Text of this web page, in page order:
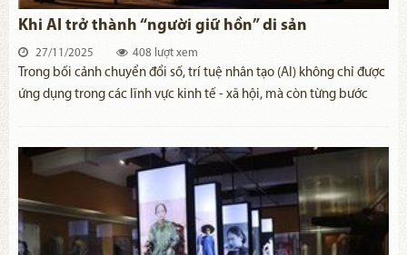
Khi AI trở thành “người giữ hồn” di sản
27/11/2025 408 lượt xem
Trong bối cảnh chuyển đổi số, trí tuệ nhân tạo (AI) không chỉ được
ứng dụng trong các lĩnh vực kinh tế - xã hội, mà còn từng bước
sống động di sản trong đời sống đương đại.